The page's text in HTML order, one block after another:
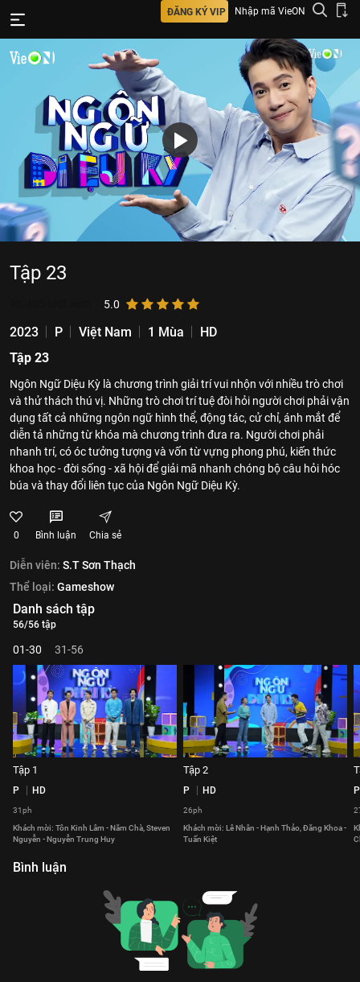
ĐĂNG KÝ VIP Nhập mã VieON
Tập 23
5.0
2023 P Việt Nam 1 Mùa
HD
Tập 23
Ngôn Ngữ Diệu Kỳ là chương trình giải trí vui nhộn với nhiều trò chơi
và thử thách thú vị. Những trò chơi trí tuệ đòi hỏi người chơi phải vận
dụng tất cả những ngôn ngữ hình thể, động tác, cử chỉ, ánh mắt để
diễn tả những từ khóa mà chương trình đưa ra. Người chơi phải
nhanh trí, có óc tưởng tượng và vốn từ vựng phong phú, kiến thức
khoa học - đời sống - xã hội để giải mã nhanh chóng bộ câu hỏi hóc
búa và thay đổi liên tục của Ngôn Ngữ Diệu Kỳ.
0 Bình luận Chia sẻ
Diễn viên: S.T Sơn Thạch
Thể loại: Gameshow
Danh sách tập
56/56 tập
01-30 31-56
Tập 1
P HD
31ph
Khách mời: Tôn Kinh Lâm - Năm Chà, Steven
Nguyễn - Nguyễn Trung Huy
Tập 2
P HD
26ph
Khách mời: Lê Nhân - Hạnh Thảo, Đăng Khoa -
Tuấn Kiệt
P
Bình luận